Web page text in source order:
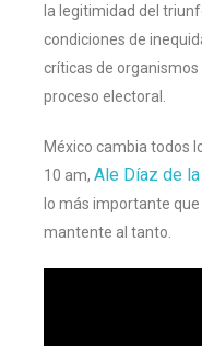
la legitimidad del
condiciones de
críticas de
proceso electoral.
México cambia todos
10 am, Ale Díaz de
lo más importante que
mantente al tanto.